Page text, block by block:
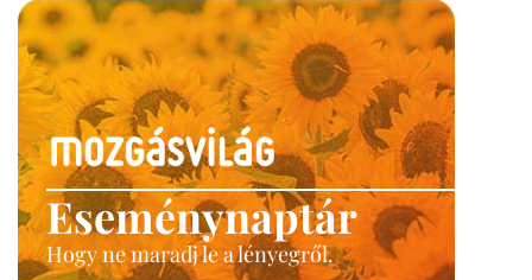
Eseménynaptár
Hogy ne maradj le a lényegről.